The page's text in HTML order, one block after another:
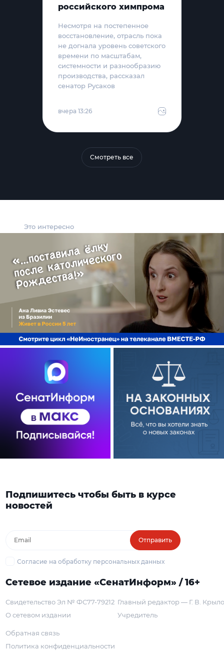
Это интересно
российского химпрома
Несмотря на постепенное
восстановление, отрасль пока
не догнала уровень советского
времени по масштабам,
системности и разнообразию
производства, рассказал
сенатор Русаков
вчера 13:26
Смотреть все
Подпишитесь чтобы быть в курсе
новостей
Отправить
Согласие на обработку персональных данных
Сетевое издание «СенатИнформ» / 16+
Свидетельство Эл № ФС77-79212
О сетевом издании
Главный редактор — Г. В.
Учредитель
Обратная связь
Политика конфиденциальности